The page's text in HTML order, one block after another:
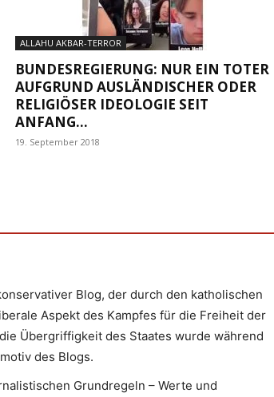
ALLAHU AKBAR-TERROR
BUNDESREGIERUNG: NUR EIN TOTER
AUFGRUND AUSLÄNDISCHER ODER
RELIGIÖSER IDEOLOGIE SEIT
ANFANG...
19. September 2018
Blog, der durch den katholischen
Aspekt des Kampfes für die Freiheit der
Übergriffigkeit des Staates wurde während
des Blogs.
Grundregeln – Werte und